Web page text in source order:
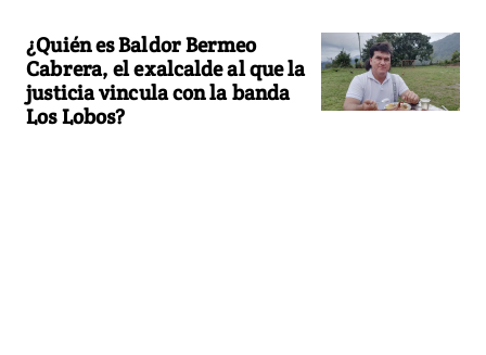
¿Quién es Baldor Bermeo
Cabrera, el exalcalde al que la
justicia vincula con la banda
Los Lobos?